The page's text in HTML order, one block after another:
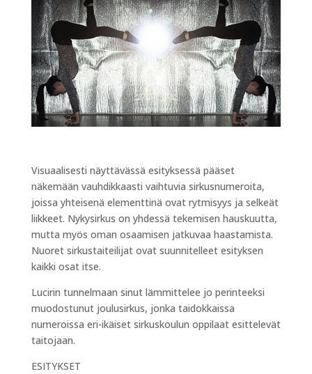
Visuaalisesti näyttävässä esityksessä pääset
näkemään vauhdikkaasti vaihtuvia sirkusnumeroita,
joissa yhteisenä elementtinä ovat rytmisyys ja selkeät
liikkeet. Nykysirkus on yhdessä tekemisen hauskuutta,
mutta myös oman osaamisen jatkuvaa haastamista.
Nuoret sirkustaiteilijat ovat suunnitelleet esityksen
kaikki osat itse.
Lucirin tunnelmaan sinut lämmittelee jo perinteeksi
muodostunut joulusirkus, jonka taidokkaissa
numeroissa eri-ikäiset sirkuskoulun oppilaat esittelevät
taitojaan.
ESITYKSET